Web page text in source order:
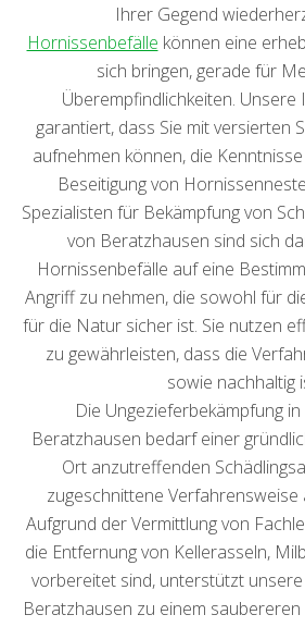
Ihrer Gegend
Hornissenbefälle können eine
sich bringen, gerade für
Überempfindlichkeiten.
garantiert, dass Sie mit versierten
aufnehmen können, die
Beseitigung von
Spezialisten für Bekämpfung von
von Beratzhausen sind sich
Hornissenbefälle auf eine
Angriff zu nehmen, die sowohl für
für die Natur sicher ist. Sie nutzen
zu gewährleisten, dass die
sowie nachhaltig
Die Ungezieferbekämpfung
Beratzhausen bedarf einer
Ort anzutreffenden
zugeschnittene Verfahrensweise
Aufgrund der Vermittlung von
die Entfernung von Kellerasseln,
vorbereitet sind, unterstützt
Beratzhausen zu einem